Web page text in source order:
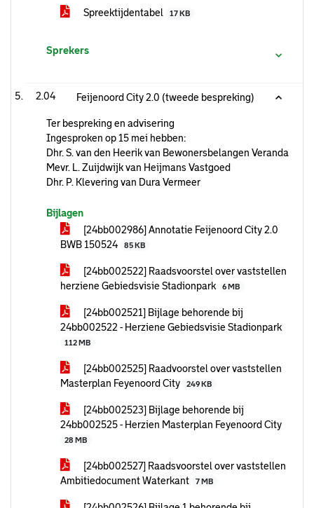
Spreektijdentabel 17 KB
Sprekers
2.04 Feijenoord City 2.0 (tweede bespreking)
Ter bespreking en advisering
Ingesproken op 15 mei hebben:
Dhr. S. van den Heerik van Bewonersbelangen Veranda
Mevr. L. Zuijdwijk van Heijmans Vastgoed
Dhr. P. Klevering van Dura Vermeer
Bijlagen
[24bb002986] Annotatie Feijenoord City 2.0
BWB 150524
85 KB
[24bb002522] Raadsvoorstel over vaststellen
herziene Gebiedsvisie Stadionpark
6 MB
[24bb002521] Bijlage behorende bij
24bb002522 - Herziene Gebiedsvisie Stadionpark
112 MB
[24bb002525] Raadvoorstel over vaststellen
Masterplan Feyenoord City
249 KB
[24bb002523] Bijlage behorende bij
24bb002525 - Herzien Masterplan Feyenoord City
28 MB
[24bb002527] Raadsvoorstel over vaststellen
Ambitiedocument Waterkant
7 MB